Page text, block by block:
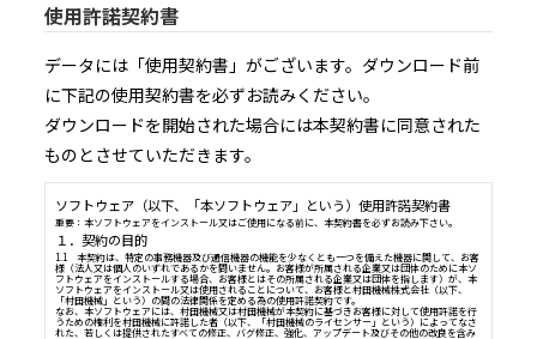
使用許諾契約書
データには「使用契約書」がございます。ダウンロード前
に下記の使用契約書を必ずお読みください。
ダウンロードを開始された場合には本契約書に同意された
ものとさせていただきます。